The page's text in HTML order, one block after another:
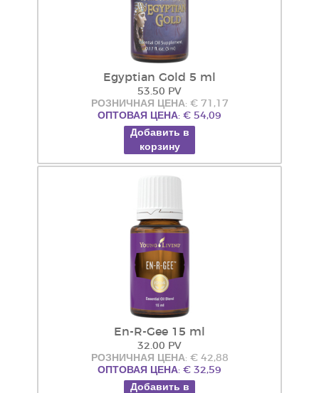
Egyptian Gold 5 ml
53.50 PV
РОЗНИЧНАЯ ЦЕНА: € 71,17
ОПТОВАЯ ЦЕНА: € 54,09
Добавить в
корзину
En-R-Gee 15 ml
32.00 PV
РОЗНИЧНАЯ ЦЕНА: € 42,88
ОПТОВАЯ ЦЕНА: € 32,59
Добавить в